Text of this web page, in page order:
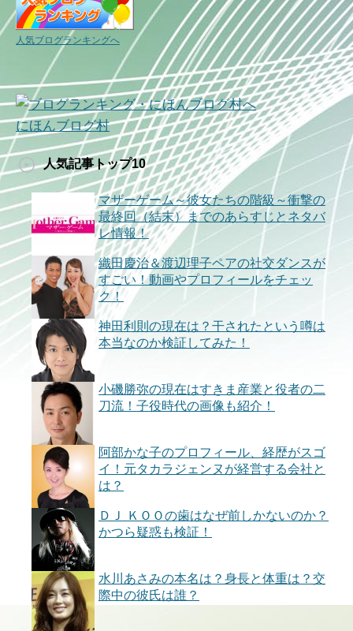
人気ブログランキングへ
にほんブログ村
人気記事トップ10
マザーゲーム～彼女たちの階級～衝撃の
最終回（結末）までのあらすじとネタバ
レ情報！
織田慶治＆渡辺理子ペアの社交ダンスが
すごい！動画やプロフィールをチェッ
ク！
神田利則の現在は？干されたという噂は
本当なのか検証してみた！
小磯勝弥の現在はすきま産業と役者の二
刀流！子役時代の画像も紹介！
阿部かな子のプロフィール、経歴がスゴ
イ！元タカラジェンヌが経営する会社と
は？
ＤＪ ＫＯＯの歯はなぜ前しかないのか？
かつら疑惑も検証！
水川あさみの本名は？身長と体重は？交
際中の彼氏は誰？